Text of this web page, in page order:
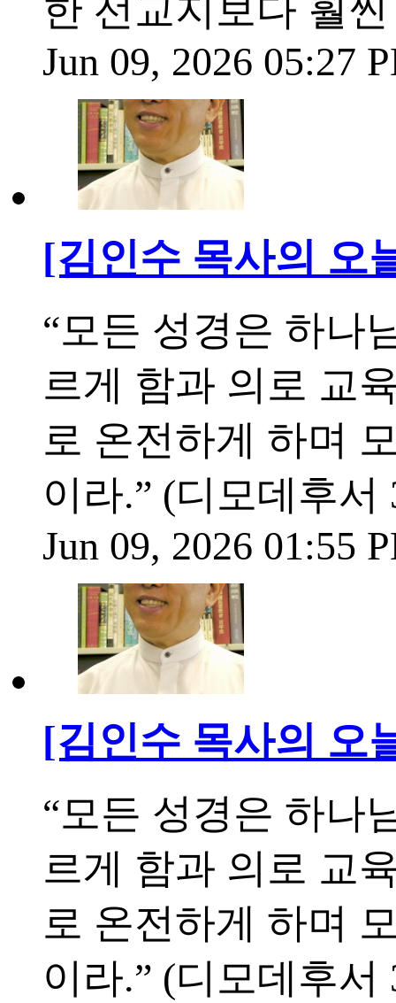
한 선교지보다 훨
Jun 09, 2026 05:27
[김인수 목사의 오
“모든 성경은 하나
르게 함과 의로 교
로 온전하게 하며
이라.” (디모데후
Jun 09, 2026 01:55
[김인수 목사의 오
“모든 성경은 하나
르게 함과 의로 교
로 온전하게 하며
이라.” (디모데후